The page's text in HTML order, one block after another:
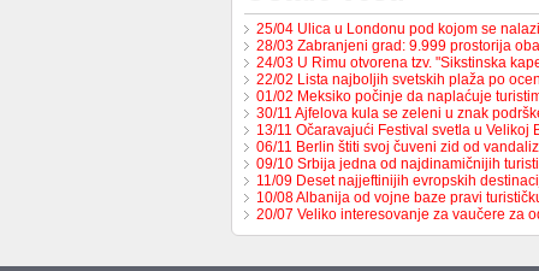
25/04 Ulica u Londonu pod kojom se
28/03 Zabranjeni grad: 9.999 prostorija
24/03 U Rimu otvorena tzv. "Sikstinska
22/02 Lista najboljih svetskih plaža po
01/02 Meksiko počinje da naplaćuje
30/11 Ajfelova kula se zeleni u znak
13/11 Očaravajući Festival svetla u Velikoj
06/11 Berlin štiti svoj čuveni zid od
09/10 Srbija jedna od najdinamičnijih
11/09 Deset najjeftinijih evropskih
10/08 Albanija od vojne baze pravi
20/07 Veliko interesovanje za vaučere za